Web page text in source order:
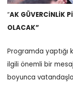
“AK GÜVERCİNLİK
OLACAK”
Programda yaptığı
ilgili önemli bir
boyunca